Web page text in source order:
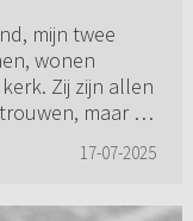
mijn twee
wonen
Zij zijn allen
maar ze
17-07-2025